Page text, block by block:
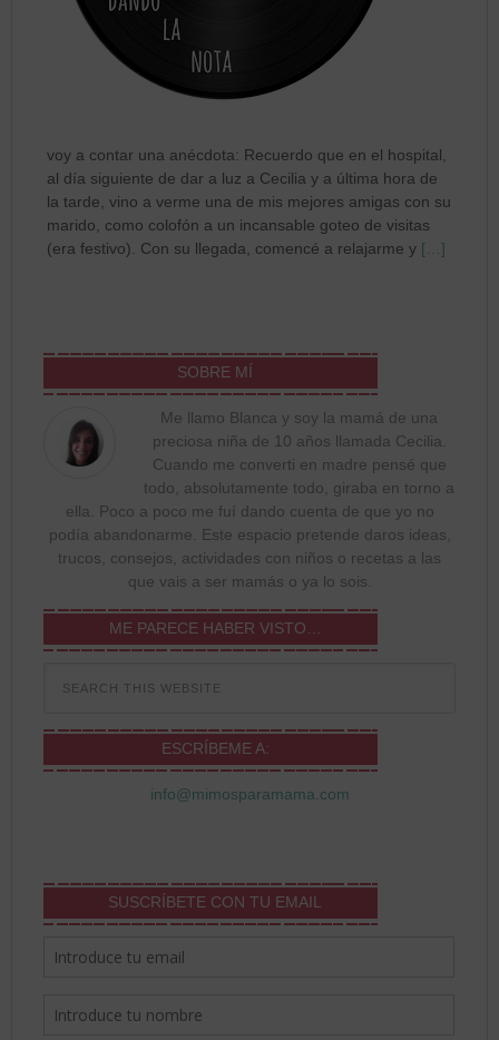
voy a contar una anécdota: Recuerdo que en el hospital,
al día siguiente de dar a luz a Cecilia y a última hora de
la tarde, vino a verme una de mis mejores amigas con su
marido, como colofón a un incansable goteo de visitas
(era festivo). Con su llegada, comencé a relajarme y […]
SOBRE MÍ
Me llamo Blanca y soy la mamá de una
preciosa niña de 10 años llamada Cecilia.
Cuando me converti en madre pensé que
todo, absolutamente todo, giraba en torno a
ella. Poco a poco me fuí dando cuenta de que yo no
podía abandonarme. Este espacio pretende daros ideas,
trucos, consejos, actividades con niños o recetas a las
que vais a ser mamás o ya lo sois.
ME PARECE HABER VISTO…
ESCRÍBEME A:
info@mimosparamama.com
SUSCRÍBETE CON TU EMAIL